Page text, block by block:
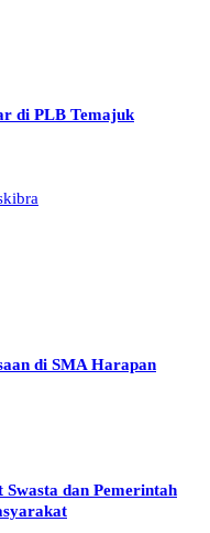
di PLB Temajuk
di SMA Harapan
dan Pemerintah